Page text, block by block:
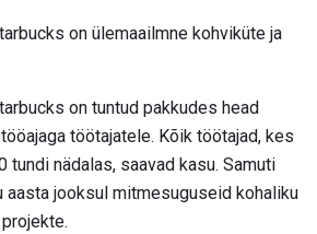
on ülemaailmne kohviküte ja
on tuntud pakkudes head
töötajatele. Kõik töötajad, kes
tundi nädalas, saavad kasu. Samuti
jooksul mitmesuguseid kohaliku